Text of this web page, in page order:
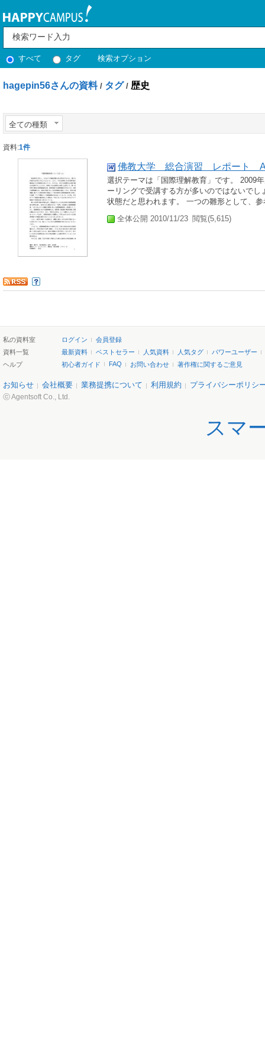
すべて タグ 検索オプション
hagepin56さんの資料 / タグ / 歴史
全ての種類
資料:1件
佛教大学 総合演習 レポート
選択テーマは「国際理解教育」です。 2009
ーリングで受講する方が多いのではないで
状態だと思われます。 一つの雛形として、
全体公開 2010/11/23 閲覧(5,615)
私の資料室 ログイン
会員登録
資料一覧
最新資料 ベストセラー 人気資料 人気タグ
パワーユーザー
ヘルプ
初心者ガイド FAQ お問い合わせ 著作権に関するご意見
お知らせ 会社概要 業務提携について 利用規約 プライバシーポリシ
ⓒ Agentsoft Co., Ltd.
スマ